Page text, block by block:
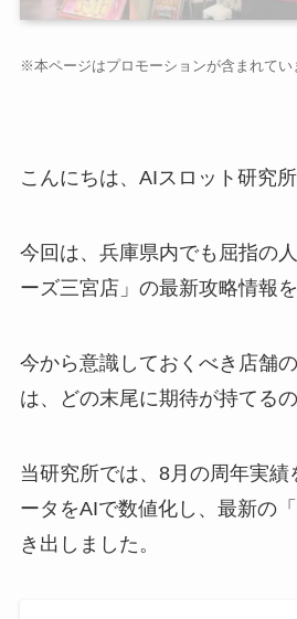
※本ページはプロモーションが含まれてい
こんにちは、AIスロット研究
今回は、兵庫県内でも屈指の
ーズ三宮店」の最新攻略情報
今から意識しておくべき店舗
は、どの末尾に期待が持てるの
当研究所では、8月の周年実
ータをAIで数値化し、最新の
き出しました。